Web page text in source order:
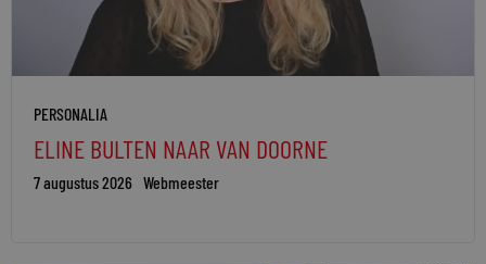
PERSONALIA
ELINE BULTEN NAAR VAN DOORNE
7 augustus 2026 Webmeester